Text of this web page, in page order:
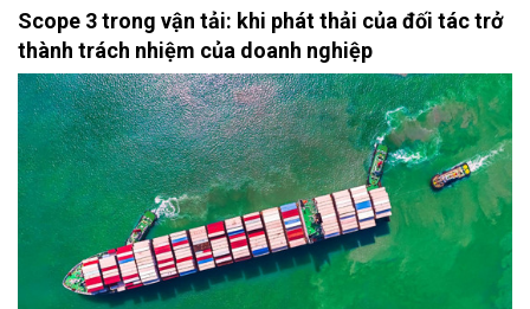
Scope 3 trong vận tải: khi phát thải của đối tác trở
thành trách nhiệm của doanh nghiệp